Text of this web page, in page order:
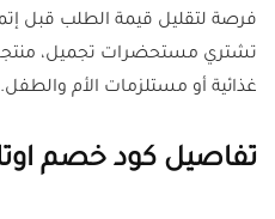
فرصة لتقليل قيمة الطلب قبل
تشتري مستحضرات تجميل،
غذائية أو مستلزمات الأم والطفل.
تفاصيل كود خصم